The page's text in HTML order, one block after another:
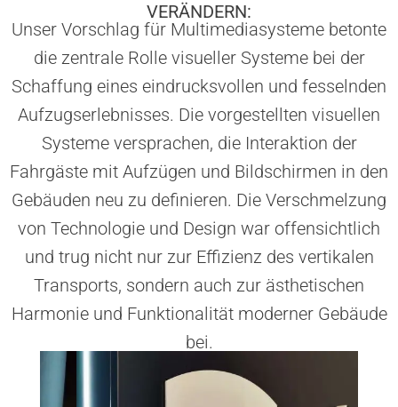
VERÄNDERN:
Unser Vorschlag für Multimediasysteme betonte
die zentrale Rolle visueller Systeme bei der
Schaffung eines eindrucksvollen und fesselnden
Aufzugserlebnisses. Die vorgestellten visuellen
Systeme versprachen, die Interaktion der
Fahrgäste mit Aufzügen und Bildschirmen in den
Gebäuden neu zu definieren. Die Verschmelzung
von Technologie und Design war offensichtlich
und trug nicht nur zur Effizienz des vertikalen
Transports, sondern auch zur ästhetischen
Harmonie und Funktionalität moderner Gebäude
bei.